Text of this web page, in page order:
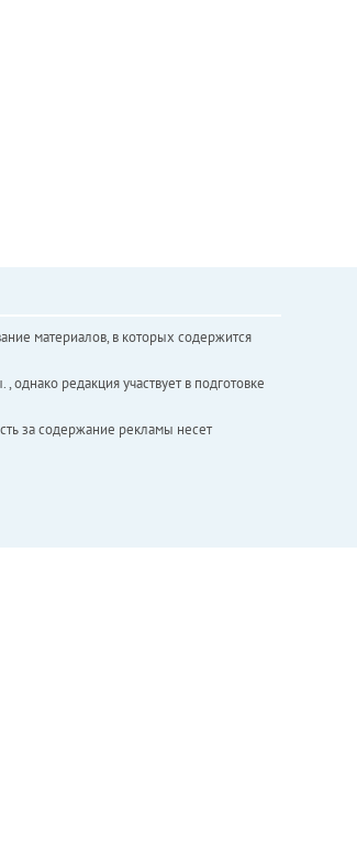
материалов, в которых содержится
редакция участвует в подготовке
за содержание рекламы несет